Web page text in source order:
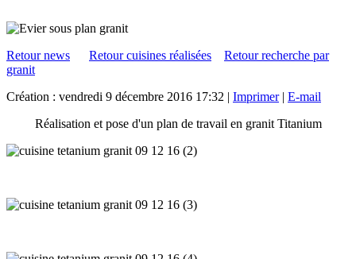
Retour news Retour cuisines réalisées
Retour recherche par
granit
Création : vendredi 9 décembre 2016 17:32
Imprimer| E-mail
Réalisation et pose d'un plan de travail en granit Titanium